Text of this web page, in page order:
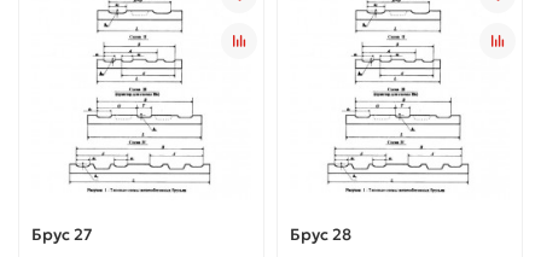
Брус 27 Брус 28